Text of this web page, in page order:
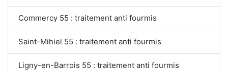
Commercy 55 : traitement anti fourmis
Saint-Mihiel 55 : traitement anti fourmis
Ligny-en-Barrois 55 : traitement anti fourmis